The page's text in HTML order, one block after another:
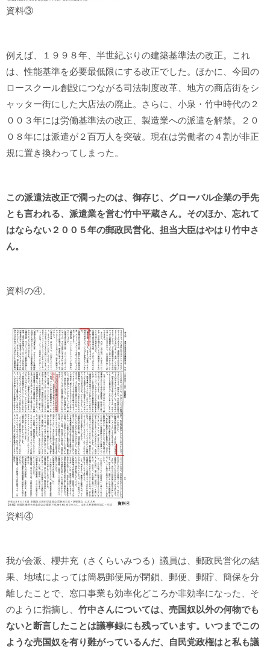
資料③
例えば、１９９８年、半世紀ぶりの建築基準法の改正。これ
は、性能基準を必要最低限にする改正でした。ほかに、今回の
ロースクール創設につながる司法制度改革、地方の商店街をシ
ャッター街にした大店法の廃止。さらに、小泉・竹中時代の２
００３年には労働基準法の改正、製造業への派遣を解禁。２０
０８年には派遣が２百万人を突破。現在は労働者の４割が非正
規に置き換わってしまった。
この派遣法改正で潤ったのは、御存じ、グローバル企業の手先
とも言われる、派遣業を営む竹中平蔵さん。そのほか、忘れて
はならない２００５年の郵政民営化、担当大臣はやはり竹中さ
ん。
資料の④。
資料④
我が会派、櫻井充（さくらいみつる）議員は、郵政民営化の結
果、地域によっては簡易郵便局が閉鎖、郵便、郵貯、簡保を分
離したことで、窓口事業も効率化どころか非効率になった、そ
のように指摘し、 竹中さんについては、売国奴以外の何物でも
ないと断言したことは議事録にも残っています。いつまでこの
ような売国奴を有り難がっているんだ、自民党政権はと私も議